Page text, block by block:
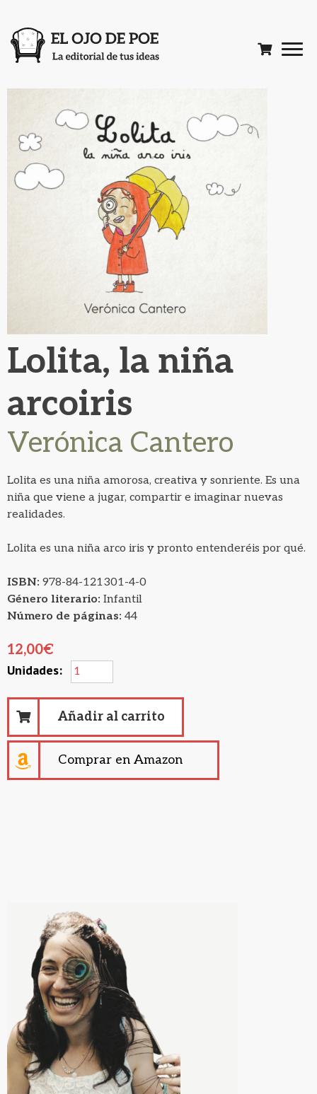
Lolita, la niña
arcoiris
Verónica Cantero
Lolita es una niña amorosa, creativa y sonriente. Es una
niña que viene a jugar, compartir e imaginar nuevas
realidades.
Lolita es una niña arco iris y pronto entenderéis por qué.
ISBN: 978-84-121301-4-0
Género literario: Infantil
Número de páginas: 44
12,00€
Añadir al carrito
Comprar en Amazon